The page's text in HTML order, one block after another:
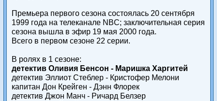
Премьера первого сезона состоялась 20 сентября
1999 года на телеканале NBC; заключительная серия
сезона вышла в эфир 19 мая 2000 года.
Всего в первом сезоне 22 серии.
В ролях в 1 сезоне:
детектив Оливия Бенсон - Маришка Харгитей
детектив Эллиот Стеблер - Кристофер Мелони
капитан Дон Крейген - Дэнн Флорек
детектив Джон Манч - Ричард Белзер